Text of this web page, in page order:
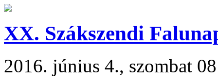
XX. Szákszendi
2016. június 4., szombat